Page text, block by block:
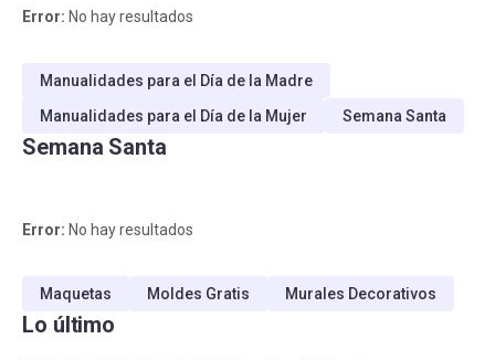
Error: No hay resultados
Manualidades para el Día de la Madre
Manualidades para el Día de la Mujer
Semana Santa
Semana Santa
Error: No hay resultados
Maquetas Moldes Gratis Murales Decorativos
Lo último